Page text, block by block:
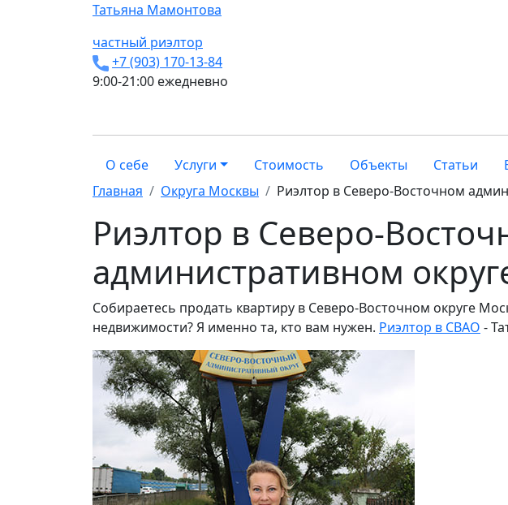
Татьяна Мамонтова
частный риэлтор
+7 (903) 170-13-84
9:00-21:00 ежедневно
О себе Услуги Стоимость Объекты Статьи
Главная
Округа Москвы Риэлтор в Северо-Восточном
Риэлтор в Северо-
административном
Собираетесь продать квартиру в Северо-Восточном округе
недвижимости? Я именно та, кто вам нужен. Риэлтор в СВАО -